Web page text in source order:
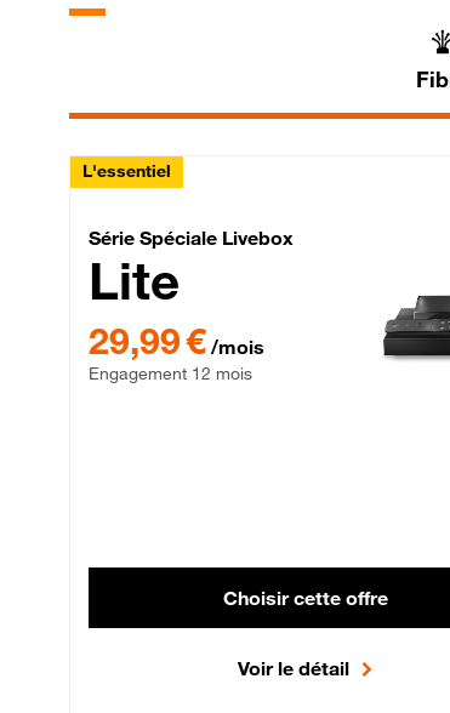
L'essentiel
Série Spéciale
Série Spéciale Livebox
Lite
29,99 € par mois , Engagement 12 mois
29,99 € /mois
Engagement 12 mois
Choisir cette offre
Voir le détail